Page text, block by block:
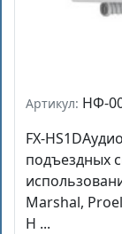
Артикул: НФ-
FX-
подъездных
Marshal,
Н ...